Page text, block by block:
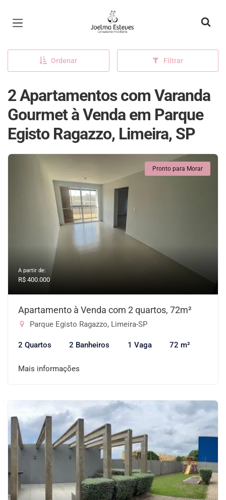
Página inicial
Ordenar Filtrar
2 Apartamentos com Varanda
Gourmet à Venda em Parque
Egisto Ragazzo, Limeira, SP
Pronto para Morar
A partir de:
R$ 400.000
Apartamento à Venda com 2 quartos, 72m²
Parque Egisto Ragazzo, Limeira-SP
2 Quartos 2 Banheiros 1 Vaga 72 m²
Mais informações